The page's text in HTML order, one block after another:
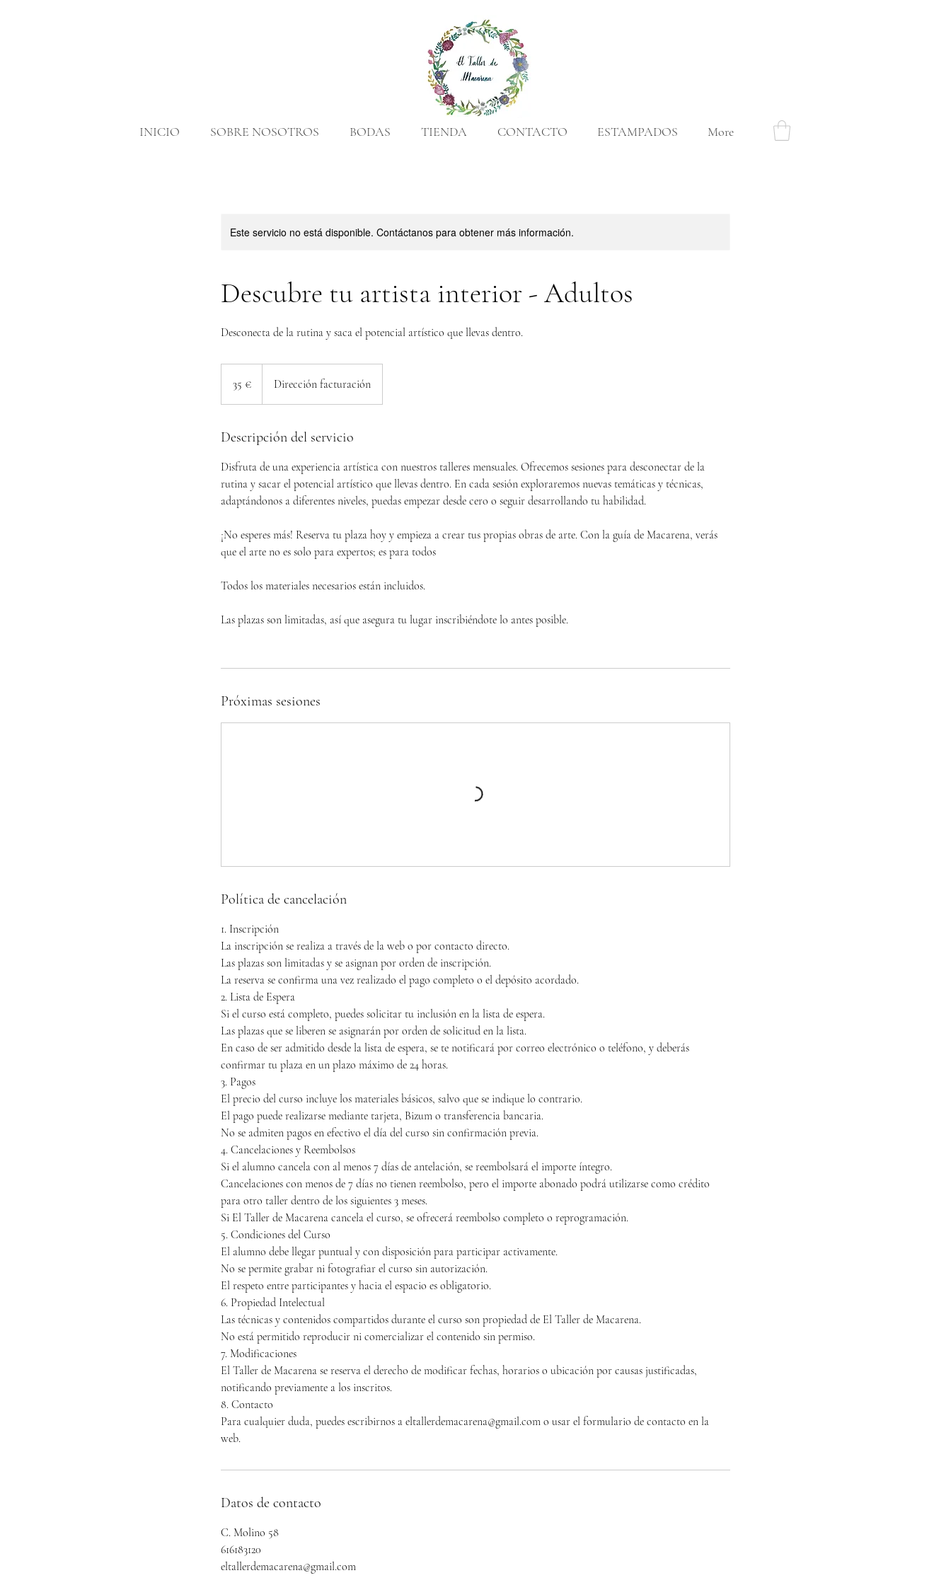
INICIO SOBRE NOSOTROS BODAS TIENDA CONTACTO ESTAMPADOS More
Este servicio no está disponible. Contáctanos para obtener más información.
Descubre tu artista interior - Adultos
Desconecta de la rutina y saca el potencial artístico que llevas dentro.
35 € Dirección facturación
Descripción del servicio
Disfruta de una experiencia artística con nuestros talleres mensuales. Ofrecemos sesiones para desconectar de la
rutina y sacar el potencial artístico que llevas dentro. En cada sesión exploraremos nuevas temáticas y técnicas,
adaptándonos a diferentes niveles, puedas empezar desde cero o seguir desarrollando tu habilidad.
​¡No esperes más! Reserva tu plaza hoy y empieza a crear tus propias obras de arte. Con la guía de Macarena, verás
que el arte no es solo para expertos; es para todos
Todos los materiales necesarios están incluidos.
Las plazas son limitadas, así que asegura tu lugar inscribiéndote lo antes posible.
Próximas sesiones
Política de cancelación
1. Inscripción
La inscripción se realiza a través de la web o por contacto directo.
Las plazas son limitadas y se asignan por orden de inscripción.
La reserva se confirma una vez realizado el pago completo o el depósito acordado.
2. Lista de Espera
Si el curso está completo, puedes solicitar tu inclusión en la lista de espera.
Las plazas que se liberen se asignarán por orden de solicitud en la lista.
En caso de ser admitido desde la lista de espera, se te notificará por correo electrónico o teléfono, y deberás
confirmar tu plaza en un plazo máximo de 24 horas.
3. Pagos
El precio del curso incluye los materiales básicos, salvo que se indique lo contrario.
El pago puede realizarse mediante tarjeta, Bizum o transferencia bancaria.
No se admiten pagos en efectivo el día del curso sin confirmación previa.
4. Cancelaciones y Reembolsos
Si el alumno cancela con al menos 7 días de antelación, se reembolsará el importe íntegro.
Cancelaciones con menos de 7 días no tienen reembolso, pero el importe abonado podrá utilizarse como crédito
para otro taller dentro de los siguientes 3 meses.
Si El Taller de Macarena cancela el curso, se ofrecerá reembolso completo o reprogramación.
5. Condiciones del Curso
El alumno debe llegar puntual y con disposición para participar activamente.
No se permite grabar ni fotografiar el curso sin autorización.
El respeto entre participantes y hacia el espacio es obligatorio.
6. Propiedad Intelectual
Las técnicas y contenidos compartidos durante el curso son propiedad de El Taller de Macarena.
No está permitido reproducir ni comercializar el contenido sin permiso.
7. Modificaciones
El Taller de Macarena se reserva el derecho de modificar fechas, horarios o ubicación por causas justificadas,
notificando previamente a los inscritos.
8. Contacto
Para cualquier duda, puedes escribirnos a eltallerdemacarena@gmail.com o usar el formulario de contacto en la
web.
Datos de contacto
C. Molino 58
616183120
eltallerdemacarena@gmail.com